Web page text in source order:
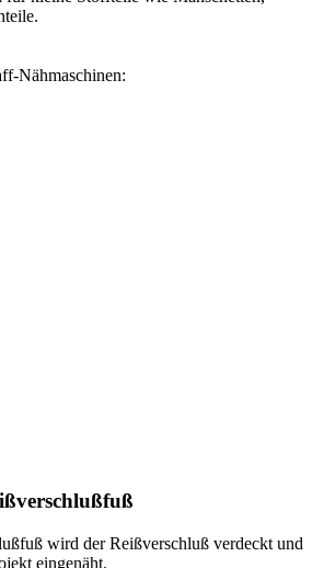
Nähmaschinen:
wird der Reißverschluß verdeckt und
eingenäht.